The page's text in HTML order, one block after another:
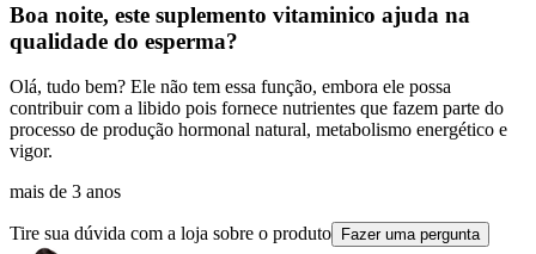
Boa noite, este suplemento vitaminico ajuda na
qualidade do esperma?
Olá, tudo bem? Ele não tem essa função, embora ele possa
contribuir com a libido pois fornece nutrientes que fazem parte do
processo de produção hormonal natural, metabolismo energético e
vigor.
mais de 3 anos
Tire sua dúvida com a loja sobre o produto Fazer uma pergunta